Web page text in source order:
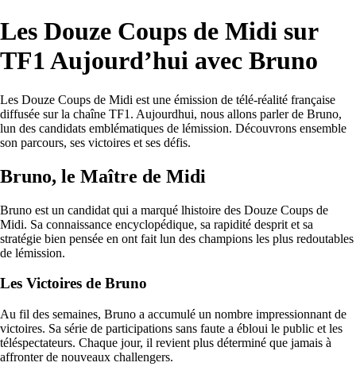
Les Douze Coups de Midi sur
TF1 Aujourd’hui avec Bruno
Les Douze Coups de Midi est une émission de télé-réalité française
diffusée sur la chaîne TF1. Aujourdhui, nous allons parler de Bruno,
lun des candidats emblématiques de lémission. Découvrons ensemble
son parcours, ses victoires et ses défis.
Bruno, le Maître de Midi
Bruno est un candidat qui a marqué lhistoire des Douze Coups de
Midi. Sa connaissance encyclopédique, sa rapidité desprit et sa
stratégie bien pensée en ont fait lun des champions les plus redoutables
de lémission.
Les Victoires de Bruno
Au fil des semaines, Bruno a accumulé un nombre impressionnant de
victoires. Sa série de participations sans faute a ébloui le public et les
téléspectateurs. Chaque jour, il revient plus déterminé que jamais à
affronter de nouveaux challengers.